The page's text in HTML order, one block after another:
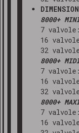
8000+
7
16
32
8000+
7
16
32
8000+
7
16